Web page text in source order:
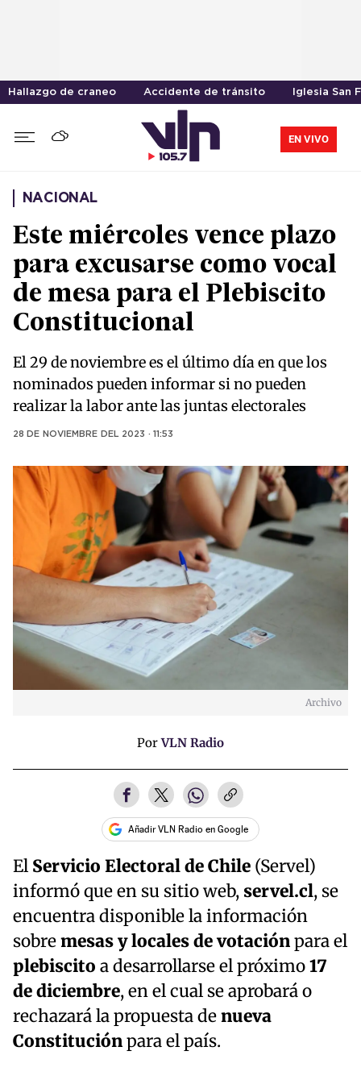
Hallazgo de craneo Accidente de tránsito Iglesia San
EN VIVO
NACIONAL
Este miércoles vence plazo
para excusarse como vocal
de mesa para el Plebiscito
Constitucional
El 29 de noviembre es el último día en que los
nominados pueden informar si no pueden
realizar la labor ante las juntas electorales
28 DE NOVIEMBRE DEL 2023 · 11:53
Archivo
PorVLN Radio
Añadir VLN Radio en Google
El Servicio Electoral de Chile (Servel)
informó que en su sitio web, servel.cl, se
encuentra disponible la información
sobremesas y locales de votaciónpara el
plebiscito a desarrollarse el próximo17
de diciembre, en el cual se aprobará o
rechazará la propuesta denueva
Constituciónpara el país.